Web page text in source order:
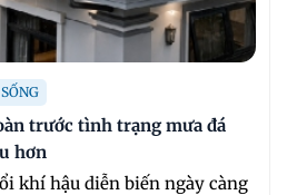
trước tình trạng mưa đá
hơn
khí hậu diễn biến ngày càng